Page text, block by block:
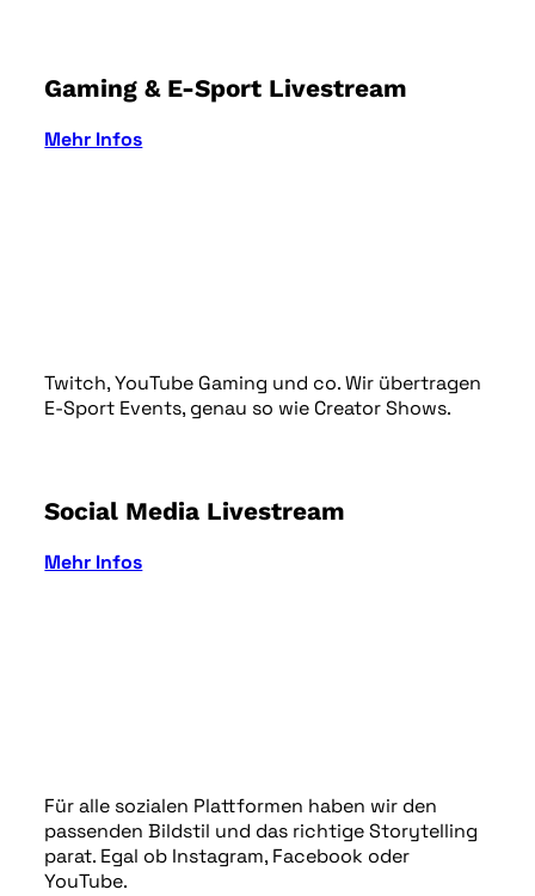
Gaming & E-Sport Livestream
Mehr Infos
Twitch, YouTube Gaming und co. Wir übertragen
E-Sport Events, genau so wie Creator Shows.
Social Media Livestream
Mehr Infos
Für alle sozialen Plattformen haben wir den
passenden Bildstil und das richtige Storytelling
parat. Egal ob Instagram, Facebook oder
YouTube.